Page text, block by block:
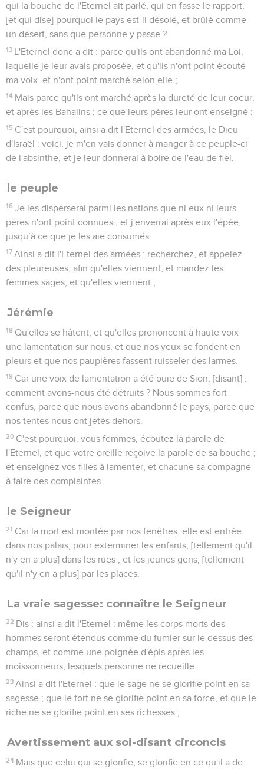
qui la bouche de l'Eternel ait parlé, qui en fasse le rapport,
[et qui dise] pourquoi le pays est-il désolé, et brûlé comme
un désert, sans que personne y passe ?
13 L'Eternel donc a dit : parce qu'ils ont abandonné ma Loi,
laquelle je leur avais proposée, et qu'ils n'ont point écouté
ma voix, et n'ont point marché selon elle ;
14 Mais parce qu'ils ont marché après la dureté de leur coeur,
et après les Bahalins ; ce que leurs pères leur ont enseigné ;
15 C'est pourquoi, ainsi a dit l'Eternel des armées, le Dieu
d'Israël : voici, je m'en vais donner à manger à ce peuple-ci
de l'absinthe, et je leur donnerai à boire de l'eau de fiel.
le peuple
16 Je les disperserai parmi les nations que ni eux ni leurs
pères n'ont point connues ; et j'enverrai après eux l'épée,
jusqu’à ce que je les aie consumés.
17 Ainsi a dit l'Eternel des armées : recherchez, et appelez
des pleureuses, afin qu'elles viennent, et mandez les
femmes sages, et qu'elles viennent ;
Jérémie
18 Qu'elles se hâtent, et qu'elles prononcent à haute voix
une lamentation sur nous, et que nos yeux se fondent en
pleurs et que nos paupières fassent ruisseler des larmes.
19 Car une voix de lamentation a été ouïe de Sion, [disant] :
comment avons-nous été détruits ? Nous sommes fort
confus, parce que nous avons abandonné le pays, parce que
nos tentes nous ont jetés dehors.
20 C'est pourquoi, vous femmes, écoutez la parole de
l'Eternel, et que votre oreille reçoive la parole de sa bouche ;
et enseignez vos filles à lamenter, et chacune sa compagne
à faire des complaintes.
le Seigneur
21 Car la mort est montée par nos fenêtres, elle est entrée
dans nos palais, pour exterminer les enfants, [tellement qu'il
n'y en a plus] dans les rues ; et les jeunes gens, [tellement
qu'il n'y en a plus] par les places.
La vraie sagesse: connaître le Seigneur
22 Dis : ainsi a dit l'Eternel : même les corps morts des
hommes seront étendus comme du fumier sur le dessus des
champs, et comme une poignée d'épis après les
moissonneurs, lesquels personne ne recueille.
23 Ainsi a dit l'Eternel : que le sage ne se glorifie point en sa
sagesse ; que le fort ne se glorifie point en sa force, et que le
riche ne se glorifie point en ses richesses ;
Avertissement aux soi-disant circoncis
24 Mais que celui qui se glorifie, se glorifie en ce qu'il a de